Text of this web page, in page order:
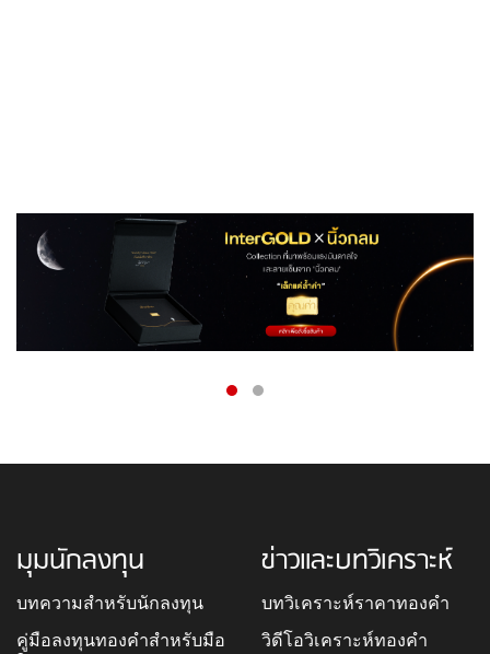
มุมนักลงทุน
บทความสำหรับนักลงทุน
คู่มือลงทุนทองคำสำหรับมือ
ข่าวและบทวิเคราะห์
บทวิเคราะห์ราคาทองคำ
วิดีโอวิเคราะห์ทองคำ